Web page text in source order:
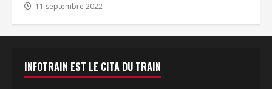
11 septembre 2022
INFOTRAIN EST LE CITA DU TRAIN